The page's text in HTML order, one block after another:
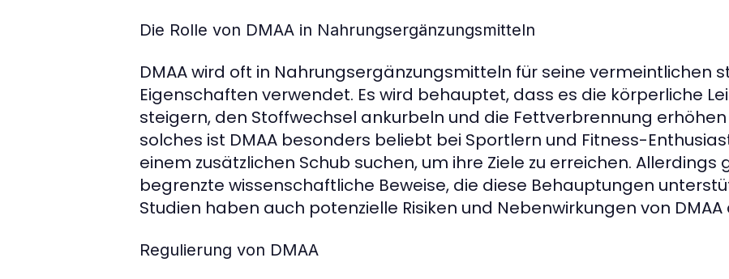
Die Rolle von DMAA in Nahrungsergänzungsmitteln
DMAA wird oft in Nahrungsergänzungsmitteln für seine vermeintlichen
Eigenschaften verwendet. Es wird behauptet, dass es die körperliche
steigern, den Stoffwechsel ankurbeln und die Fettverbrennung erhöhen
solches ist DMAA besonders beliebt bei Sportlern und Fitness-
einem zusätzlichen Schub suchen, um ihre Ziele zu erreichen. Allerdings
begrenzte wissenschaftliche Beweise, die diese Behauptungen
Studien haben auch potenzielle Risiken und Nebenwirkungen von
Regulierung von DMAA